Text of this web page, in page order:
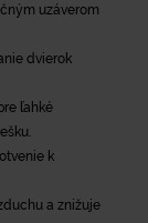
uzáverom
dvierok
ľahké
k
a znižuje